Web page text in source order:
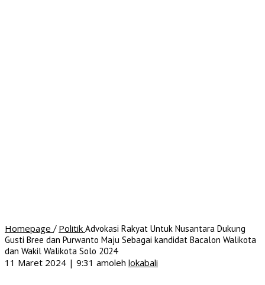
Homepage / Politik Advokasi Rakyat Untuk Nusantara Dukung
Gusti Bree dan Purwanto Maju Sebagai kandidat Bacalon Walikota
dan Wakil Walikota Solo 2024
11 Maret 2024 | 9:31 amoleh lokabali